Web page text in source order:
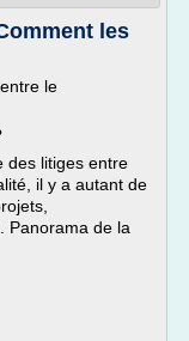
les
le
des litiges entre
il y a autant de
Panorama de la